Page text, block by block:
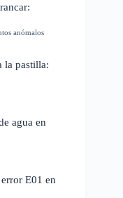
anómalos
la pastilla:
agua en
E01 en